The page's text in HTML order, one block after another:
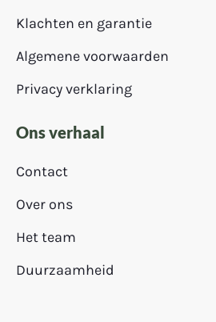
Klachten en garantie
Algemene voorwaarden
Privacy verklaring
Ons verhaal
Contact
Over ons
Het team
Duurzaamheid